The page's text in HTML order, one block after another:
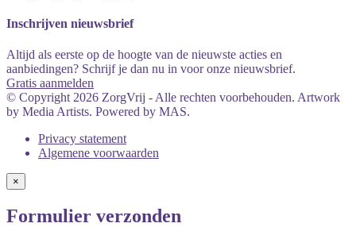
Inschrijven nieuwsbrief
Altijd als eerste op de hoogte van de nieuwste acties en
aanbiedingen? Schrijf je dan nu in voor onze nieuwsbrief.
Gratis aanmelden
© Copyright 2026 ZorgVrij - Alle rechten voorbehouden. Artwork
by Media Artists. Powered by MAS.
Privacy statement
Algemene voorwaarden
×
Formulier verzonden